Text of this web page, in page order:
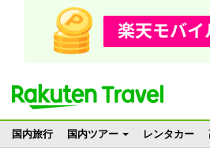
国内旅行 国内ツアー レンタカー